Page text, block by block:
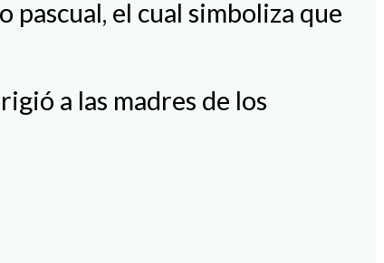
el cual simboliza que
a las madres de los